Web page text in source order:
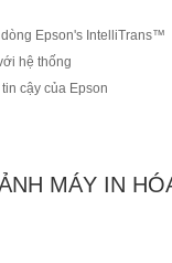
Epson's IntelliTrans™
hệ thống
cậy của Epson
MÁY IN